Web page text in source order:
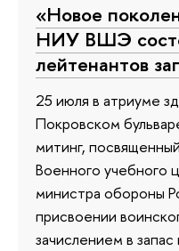
«Новое
НИУ ВШЭ
лейтенантов
25 июля в атриуме
Покровском
митинг,
Военного учебного
министра обороны
присвоении
зачислением в